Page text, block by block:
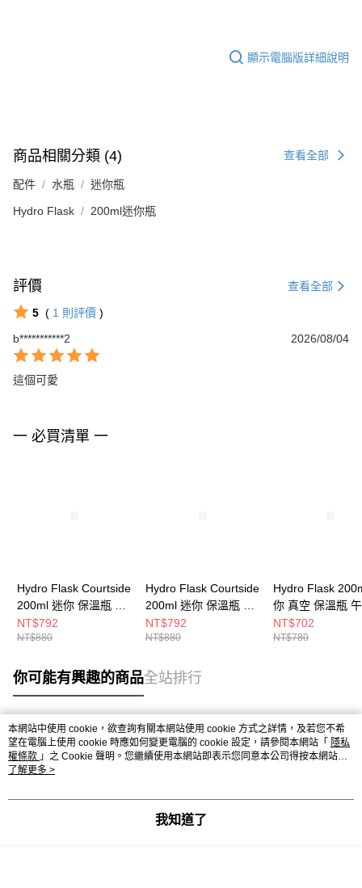
顯示電腦版詳細說明
商品相關分類 (4) 查看全部
配件 水瓶 迷你瓶
Hydro Flask 200ml迷你瓶
評價 查看全部
5 ( 1 則評價 )
b***********2
2026/08/04
這個可愛
一 必買清單 一
Hydro Flask Courtside
200ml 迷你 保溫瓶 草
地綠
NT$792
NT$880
Hydro Flask Courtside
200ml 迷你 保溫瓶 花
園粉
NT$792
NT$880
Hydro Flask
你 真空 保溫瓶
NT$702
NT$780
你可能有興趣的商品全站排行
熱門標籤
本網站中使用 cookie，欲查詢有關本網站使用 cookie 方式之詳情，及若您不希
望在電腦上使用 cookie 時應如何變更電腦的 cookie 設定，請參閱本網站「 隱私
權條款 」之 Cookie 聲明。您繼續使用本網站即表示您同意本公司得按本網站使
用條款之 Cookie 聲明使用 cookie。
了解更多 >
我知道了